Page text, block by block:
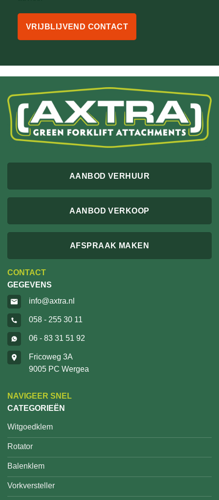
VRIJBLIJVEND CONTACT
AANBOD VERHUUR
AANBOD VERKOOP
AFSPRAAK MAKEN
CONTACT
GEGEVENS
info@axtra.nl
058 - 255 30 11
06 - 83 31 51 92
Fricoweg 3A
9005 PC Wergea
NAVIGEER SNEL
CATEGORIEËN
Witgoedklem
Rotator
Balenklem
Vorkversteller